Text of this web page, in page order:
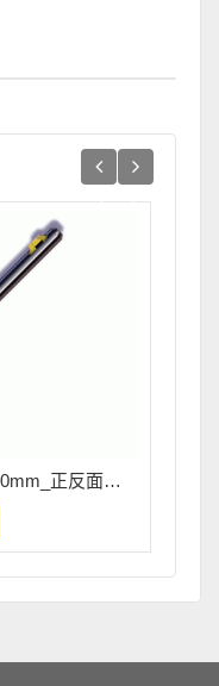
碳化鎢系列Ø3.17mm - Ø3.90mm_正反面去毛邊刀